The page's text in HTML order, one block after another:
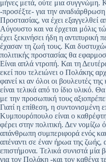
μήνες μετά, ούτε μια συγγνώμη.
-προσέξτε- για την αναδιάρθρωση
Προστασίας, να έχει εξαγγελθεί
Αύγουστο και να έρχεται μόλις
έχει ξεκινήσει ήδη η αντιπυρική
έχασαν τη ζωή τους. Και
πολιτικής προστασίας θα
Είναι απλά ντροπή. Και τη
εκεί που τελειώνει ο Πολάκης
φανεί κι αν όλοι οι βουλευτές
είναι τελικά από το ίδιο υλικό.
με την προσωπική τους
Γιατί η επίθεση, η συντονισμένη
Κυμπουρόπουλο είναι ο
φέρει στην πολιτική. Δεν νομίζω
απάνθρωπη συμπεριφορά ενός
απέναντι σε έναν ήρωα της ζωής,
επιστήμονα. Τελικά συνιστά μία
για τον Πολάκη -και τον καθένα